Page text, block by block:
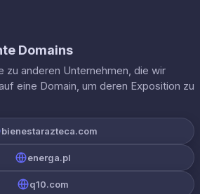
Domains
zu anderen Unternehmen, die wir
eine Domain, um deren Exposition zu
bienestarazteca.com
energa.pl
q10.com